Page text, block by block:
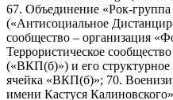
67. Объединение «Рок-
(«Антисоциальное
сообщество – организация
Террористическое
(«ВКП(б)») и его структурное
ячейка «ВКП(б)»; 70.
имени Кастуся